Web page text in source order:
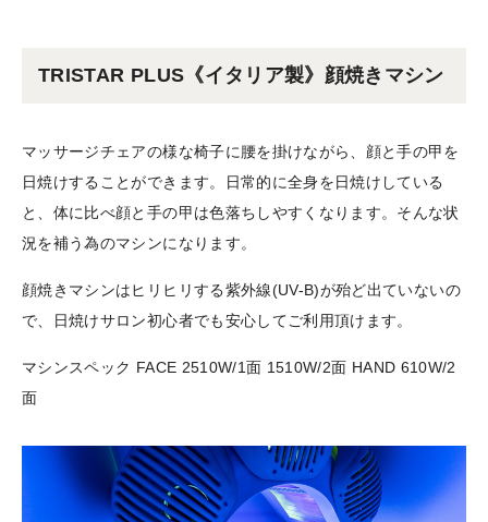
TRISTAR PLUS《イタリア製》顔焼きマシン
マッサージチェアの様な椅子に腰を掛けながら、顔と手の甲を
日焼けすることができます。日常的に全身を日焼けしている
と、体に比べ顔と手の甲は色落ちしやすくなります。そんな状
況を補う為のマシンになります。
顔焼きマシンはヒリヒリする紫外線(UV-B)が殆ど出ていないの
で、日焼けサロン初心者でも安心してご利用頂けます。
マシンスペック FACE 2510W/1面 1510W/2面 HAND 610W/2
面